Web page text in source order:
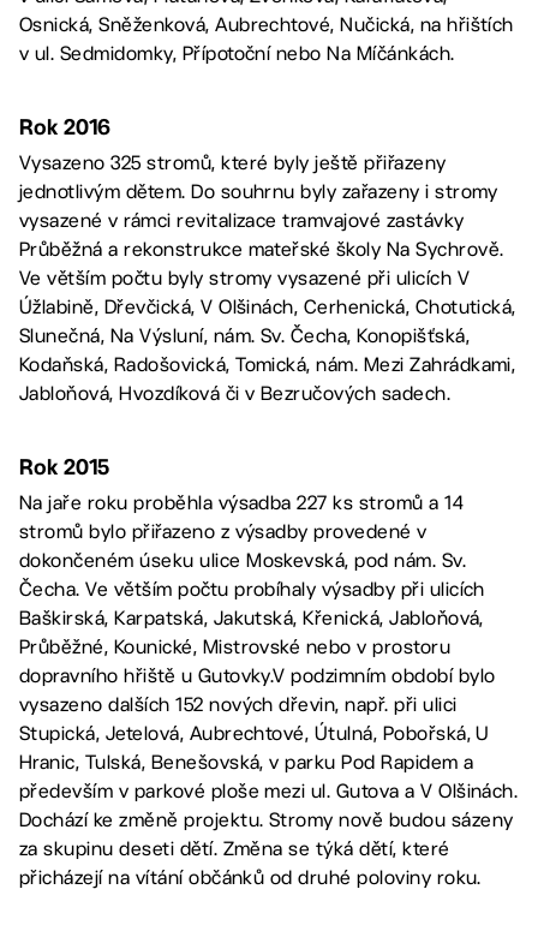
Osnická, Sněženková, Aubrechtové, Nučická, na hřištích
v ul. Sedmidomky, Přípotoční nebo Na Míčánkách.
Rok 2016
Vysazeno 325 stromů, které byly ještě přiřazeny
jednotlivým dětem. Do souhrnu byly zařazeny i stromy
vysazené v rámci revitalizace tramvajové zastávky
Průběžná a rekonstrukce mateřské školy Na Sychrově.
Ve větším počtu byly stromy vysazené při ulicích V
Úžlabině, Dřevčická, V Olšinách, Cerhenická, Chotutická,
Slunečná, Na Výsluní, nám. Sv. Čecha, Konopišťská,
Kodaňská, Radošovická, Tomická, nám. Mezi Zahrádkami,
Jabloňová, Hvozdíková či v Bezručových sadech.
Rok 2015
Na jaře roku proběhla výsadba 227 ks stromů a 14
stromů bylo přiřazeno z výsadby provedené v
dokončeném úseku ulice Moskevská, pod nám. Sv.
Čecha. Ve větším počtu probíhaly výsadby při ulicích
Baškirská, Karpatská, Jakutská, Křenická, Jabloňová,
Průběžné, Kounické, Mistrovské nebo v prostoru
dopravního hřiště u Gutovky.V podzimním období bylo
vysazeno dalších 152 nových dřevin, např. při ulici
Stupická, Jetelová, Aubrechtové, Útulná, Pobořská, U
Hranic, Tulská, Benešovská, v parku Pod Rapidem a
především v parkové ploše mezi ul. Gutova a V Olšinách.
Dochází ke změně projektu. Stromy nově budou sázeny
za skupinu deseti dětí. Změna se týká dětí, které
přicházejí na vítání občánků od druhé poloviny roku.